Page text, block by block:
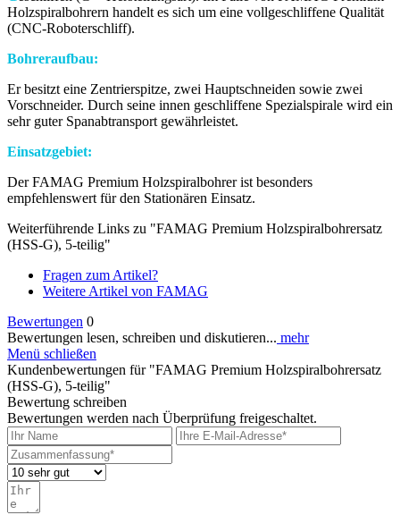
Holzspiralbohrern handelt es sich um eine vollgeschliffene Qualität
(CNC-Roboterschliff).
Bohreraufbau:
Er besitzt eine Zentrierspitze, zwei Hauptschneiden sowie zwei
Vorschneider. Durch seine innen geschliffene Spezialspirale wird ein
sehr guter Spanabtransport gewährleistet.
Einsatzgebiet:
Der FAMAG Premium Holzspiralbohrer ist besonders
empfehlenswert für den Stationären Einsatz.
Weiterführende Links zu "FAMAG Premium Holzspiralbohrersatz
(HSS-G), 5-teilig"
Fragen zum Artikel?
Weitere Artikel von FAMAG
Bewertungen 0
Bewertungen lesen, schreiben und diskutieren... mehr
Menü schließen
Kundenbewertungen für "FAMAG Premium Holzspiralbohrersatz
(HSS-G), 5-teilig"
Bewertung schreiben
Bewertungen werden nach Überprüfung freigeschaltet.